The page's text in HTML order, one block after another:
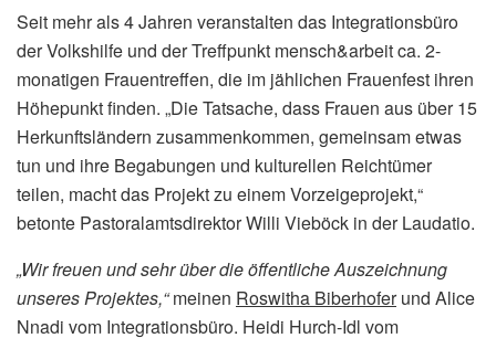
Seit mehr als 4 Jahren veranstalten das Integrationsbüro
der Volkshilfe und der Treffpunkt mensch&arbeit ca. 2-
monatigen Frauentreffen, die im jählichen Frauenfest ihren
Höhepunkt finden. „Die Tatsache, dass Frauen aus über 15
Herkunftsländern zusammenkommen, gemeinsam etwas
tun und ihre Begabungen und kulturellen Reichtümer
teilen, macht das Projekt zu einem Vorzeigeprojekt,“
betonte Pastoralamtsdirektor Willi Vieböck in der Laudatio.
„Wir freuen und sehr über die öffentliche Auszeichnung
unseres Projektes,“meinen Roswitha Biberhoferund Alice
Nnadi vom Integrationsbüro. Heidi Hurch-Idl vom